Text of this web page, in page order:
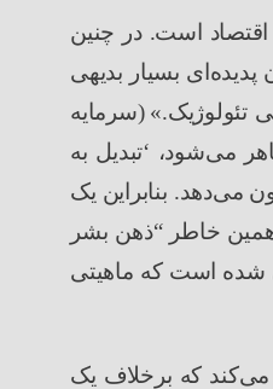
است. در چنین
پدیده ای بسیار بدیهی
تئولوژیک.»
(سرمایه
میشود، ‘تبدیل به
میدهد. بنابراین یک
خاطر“ذهن بشر
شده است که ماهیتی
میکند که برخلاف یک